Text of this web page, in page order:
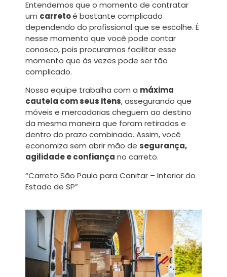
Entendemos que o momento de contratar
um carretoé bastante complicado
dependendo do profissional que se escolhe. É
nesse momento que você pode contar
conosco, pois procuramos facilitar esse
momento que às vezes pode ser tão
complicado.
Nossa equipe trabalha com a máxima
cautela com seus itens, assegurando que
móveis e mercadorias cheguem ao destino
da mesma maneira que foram retirados e
dentro do prazo combinado. Assim, você
economiza sem abrir mão de segurança,
agilidade e confiança no carreto.
“Carreto São Paulo para Canitar – Interior do
Estado de SP”